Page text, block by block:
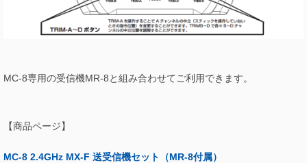
MC-8専用の受信機MR-8と組み合わせてご利用できます。
【商品ページ】
MC-8 2.4GHz MX-F 送受信機セット（MR-8付属）